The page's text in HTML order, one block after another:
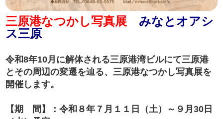
三原港なつかし写真展
みなとオアシ
ス三原
令和8年10月に解体される三原港湾ビルにて三原港
とその周辺の変遷を辿る、三原港なつかし写真展を
開催します。
【期 間】：令和８年７月１１日（土）～９月30日